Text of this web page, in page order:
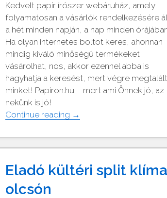
Kedvelt papír írószer webáruház, amely
folyamatosan a vásárlók rendelkezésére
a hét minden napján, a nap minden
Ha olyan internetes boltot keres, ahonnan
mindig kiváló minőségű termékeket
vásárolhat, nos, akkor ezennel abba is
hagyhatja a keresést, mert végre
minket! Papiron.hu – mert ami Önnek jó, az
nekünk is jó!
Continue reading "Kedvelt
írószer
webáruház"
→
Eladó kültéri split
olcsón